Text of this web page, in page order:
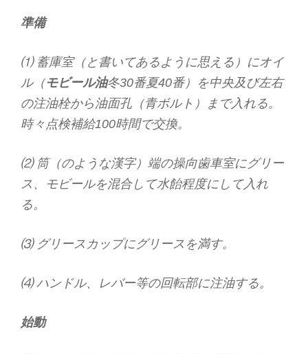
準備
⑴ 蓄庫室（と書いてあるように思える）にオイ
ル（モビール油冬30番夏40番）を中央及び左右
の注油栓から油面孔（青ボルト）まで入れる。
時々点検補給100時間で交換。
⑵ 筒（のような漢字）端の操向歯車室にグリー
ス、モビールを混合して水飴程度にして入れ
る。
⑶ グリースカップにグリースを満す。
⑷ ハンドル、レバー等の回転部に注油する。
始動